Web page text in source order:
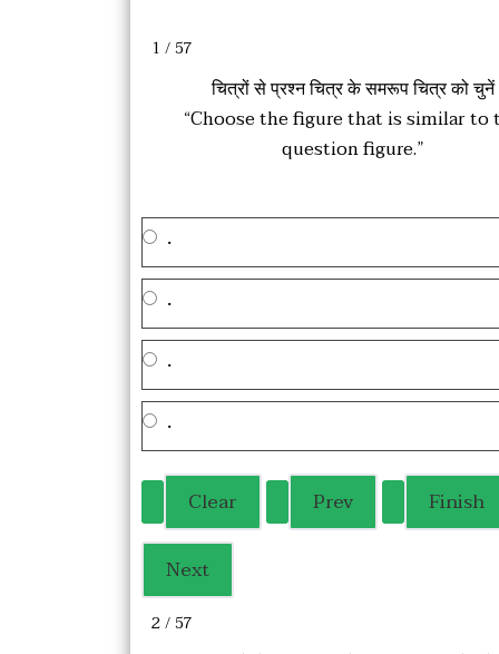
1 / 57
चित्रों से प्रश्न चित्र के समरूप चित्र को चुनें
“Choose the figure that is similar to
question figure.”
.
.
.
.
2 / 57